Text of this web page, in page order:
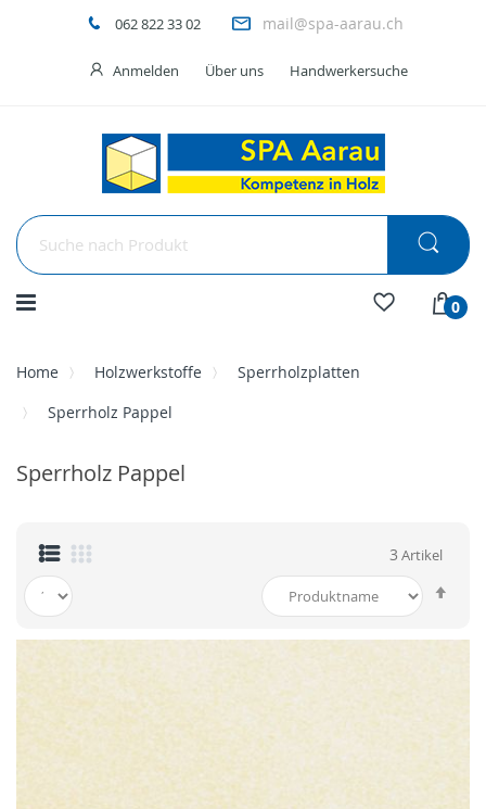
062 822 33 02 mail@spa-aarau.ch
Anmelden Über uns Handwerkersuche
Menü
0
Home Holzwerkstoffe
Sperrholzplatten
Sperrholz Pappel
Sperrholz Pappel
3 Artikel